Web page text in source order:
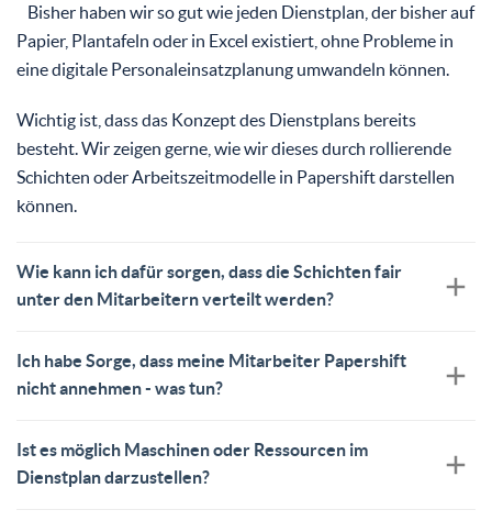
Bisher haben wir so gut wie jeden Dienstplan, der bisher auf
Papier, Plantafeln oder in Excel existiert, ohne Probleme in
eine digitale Personaleinsatzplanung umwandeln können.
Wichtig ist, dass das Konzept des Dienstplans bereits
besteht. Wir zeigen gerne, wie wir dieses durch rollierende
Schichten oder Arbeitszeitmodelle in Papershift darstellen
können.
Wie kann ich dafür sorgen, dass die Schichten fair
unter den Mitarbeitern verteilt werden?
Ich habe Sorge, dass meine Mitarbeiter Papershift
nicht annehmen - was tun?
Ist es möglich Maschinen oder Ressourcen im
Dienstplan darzustellen?